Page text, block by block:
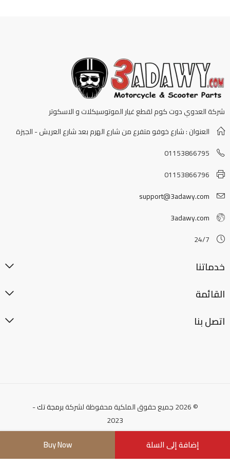
إضافة إلى السلة Buy Now
شركة العدوي دوت كوم لقطع غيار الموتوسيكلات و الاسكوتر
العنوان : شارع خوفو متفرع من شارع الهرم بعد شارع العريش - الجيزة
01153866795
01153866796
support@3adawy.com
3adawy.com
24/7
خدماتنا
القائمة
اتصل بنا
© 2026 جميع حقوق الملكية محفوظة لشركة برمجة تك-
2023